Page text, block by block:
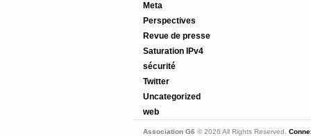
Meta
Perspectives
Revue de presse
Saturation IPv4
sécurité
Twitter
Uncategorized
web
Association G6 © 2026 All Rights Reserved.